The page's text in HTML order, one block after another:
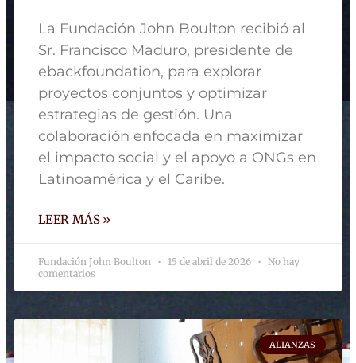
La Fundación John Boulton recibió al
Sr. Francisco Maduro, presidente de
ebackfoundation, para explorar
proyectos conjuntos y optimizar
estrategias de gestión. Una
colaboración enfocada en maximizar
el impacto social y el apoyo a ONGs en
Latinoamérica y el Caribe.
LEER MÁS »
Fundación John Boulton 15 de abril de 2026
No hay
comentarios
ALIANZAS